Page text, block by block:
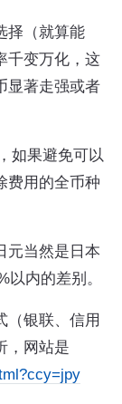
择（就算能
千变万化，这
显著走强或者
如果避免可以
费用的全币种
元当然是日本
内的差别。
（银联、信用
，网站是